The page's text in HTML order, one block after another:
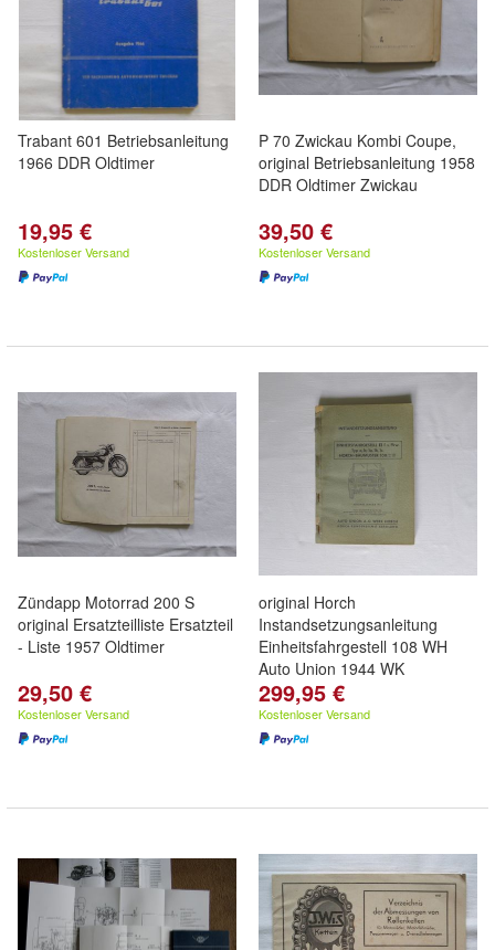
Trabant 601 Betriebsanleitung
1966 DDR Oldtimer
19,95 €
Kostenloser Versand
P 70 Zwickau Kombi Coupe,
original Betriebsanleitung 1958
DDR Oldtimer Zwickau
39,50 €
Kostenloser Versand
Zündapp Motorrad 200 S
original Ersatzteilliste Ersatzteil
- Liste 1957 Oldtimer
29,50 €
Kostenloser Versand
original Horch
Instandsetzungsanleitung
Einheitsfahrgestell 108 WH
Auto Union 1944 WK
299,95 €
Kostenloser Versand